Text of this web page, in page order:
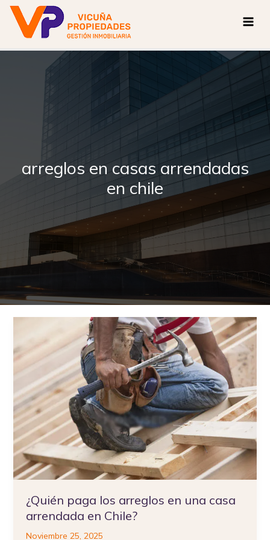
contenido
arreglos en casas arrendadas
en chile
¿Quién paga los arreglos en una casa
arrendada en Chile?
Noviembre 25, 2025
paga
los
una
casa
arrendada
en
Chile?